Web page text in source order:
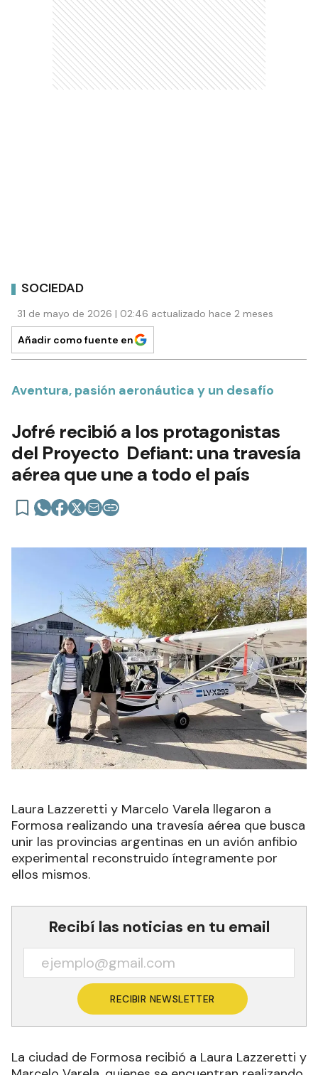
SOCIEDAD
31 de mayo de 2026 | 02:46 actualizado hace 2 meses
Añadir como fuente en
Aventura, pasión aeronáutica y un desafío
Jofré recibió a los protagonistas
del Proyecto Defiant: una travesía
aérea que une a todo el país
Laura Lazzeretti y Marcelo Varela llegaron a
Formosa realizando una travesía aérea que busca
unir las provincias argentinas en un avión anfibio
experimental reconstruido íntegramente por
ellos mismos.
Recibí las noticias en tu email
RECIBIR NEWSLETTER
La ciudad de Formosa recibió a Laura Lazzeretti y